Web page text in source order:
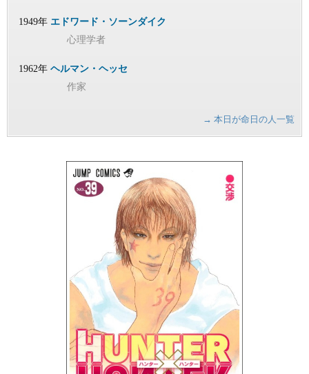
1949年 エドワード・ソーンダイク
心理学者
1962年 ヘルマン・ヘッセ
作家
→ 本日が命日の人一覧